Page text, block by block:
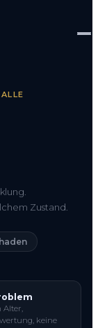
Zustand.
Alter,
keine